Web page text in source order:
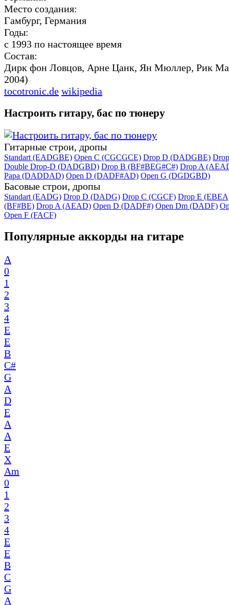
Место создания:
Гамбург, Германия
Годы:
c 1993 по настоящее время
Состав:
Дирк фон Ловцов, Арне Цанк, Ян Мюллер, Рик
2004)
tocotronic.de wikipedia
Настроить гитару, бас по тюнеру
Гитарные строи, дропы
Standart (EADGBE) Open C (CGCGCE) Drop D (DADGBE)
Double Drop-D (DADGBD) Drop B (BF#BEG#C#) Drop A
Papa (DADDAD) Open D (DADF#AD) Open G (DGDGBD)
Басовые строи, дропы
Standart (EADG) Drop D (DADG) Drop C (CGCF) Drop E
(BF#BE) Drop A (AEAD) Open D (DADF#) Open Dm (DADF)
Open F (FACF)
Популярные аккорды на гитаре
A
0
1
2
3
4
E
E
B
C#
G
A
D
E
A
A
E
X
Am
0
1
2
3
4
E
E
B
C
G
A